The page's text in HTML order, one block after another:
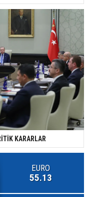
KARARLAR
EURO
55.13